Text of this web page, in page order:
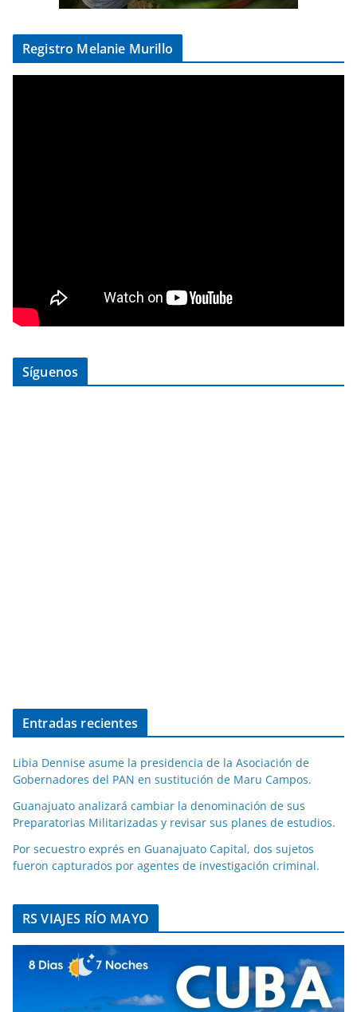
Registro Melanie Murillo
Síguenos
Entradas recientes
Libia Dennise asume la presidencia de la Asociación de
Gobernadores del PAN en sustitución de Maru Campos.
Guanajuato analizará cambiar la denominación de sus
Preparatorias Militarizadas y revisar sus planes de estudios.
Por secuestro exprés en Guanajuato Capital, dos sujetos
fueron capturados por agentes de investigación criminal.
RS VIAJES RÍO MAYO